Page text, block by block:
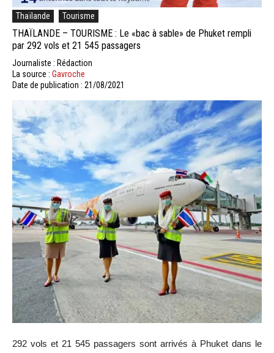
Thaïlande Tourisme
THAÏLANDE – TOURISME : Le «bac à sable» de Phuket rempli
par 292 vols et 21 545 passagers
Journaliste : Rédaction
La source : Gavroche
Date de publication : 21/08/2021
292 vols et 21 545 passagers sont arrivés à Phuket dans le